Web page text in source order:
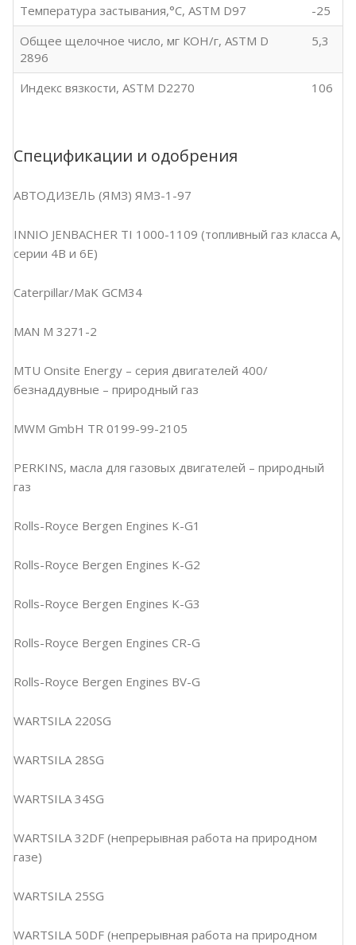
Температура застывания,°C, ASTM D97
-25
Общее щелочное число, мг КОН/г, ASTM D
2896
5,3
Индекс вязкости, ASTM D2270 106
Спецификации и одобрения
АВТОДИЗЕЛЬ (ЯМЗ) ЯМЗ-1-97
INNIO JENBACHER TI 1000-1109 (топливный газ класса А,
серии 4B и 6E)
Caterpillar/MaK GCM34
MAN M 3271-2
MTU Onsite Energy – серия двигателей 400/
безнаддувные – природный газ
MWM GmbH TR 0199-99-2105
PERKINS, масла для газовых двигателей – природный
газ
Rolls-Royce Bergen Engines K-G1
Rolls-Royce Bergen Engines K-G2
Rolls-Royce Bergen Engines K-G3
Rolls-Royce Bergen Engines CR-G
Rolls-Royce Bergen Engines BV-G
WARTSILA 220SG
WARTSILA 28SG
WARTSILA 34SG
WARTSILA 32DF (непрерывная работа на природном
газе)
WARTSILA 25SG
WARTSILA 50DF (непрерывная работа на природном